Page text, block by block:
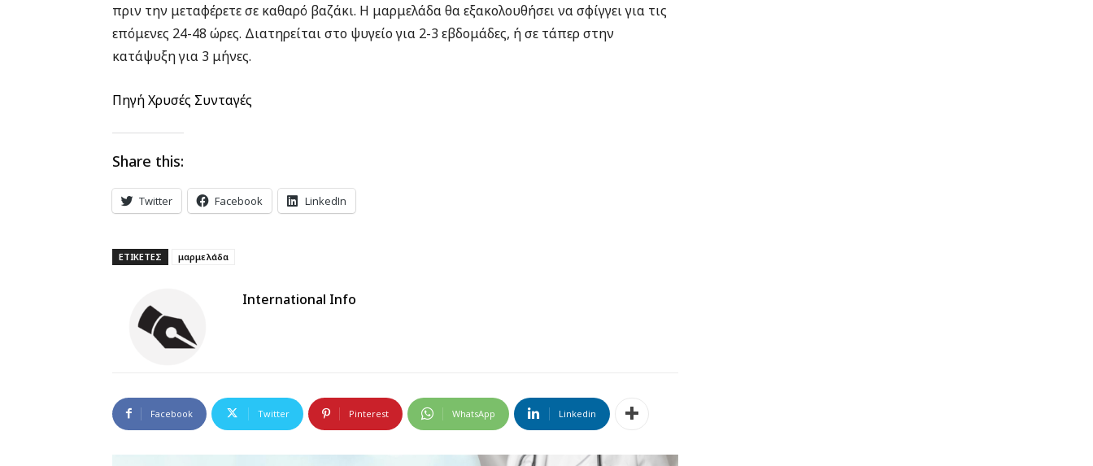
πριν την μεταφέρετε σε καθαρό βαζάκι. Η μαρμελάδα θα εξακολουθήσει να σφίγγει για τις
επόμενες 24-48 ώρες. Διατηρείται στο ψυγείο για 2-3 εβδομάδες, ή σε τάπερ στην
κατάψυξη για 3 μήνες.
Πηγή Χρυσές Συνταγές
Share this:
Twitter Facebook LinkedIn
ΕΤΙΚΕΤΕΣ μαρμελάδα
International Info
Facebook Twitter Pinterest WhatsApp Linkedin